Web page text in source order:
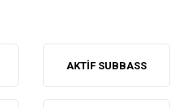
AKTIF SUBBASS